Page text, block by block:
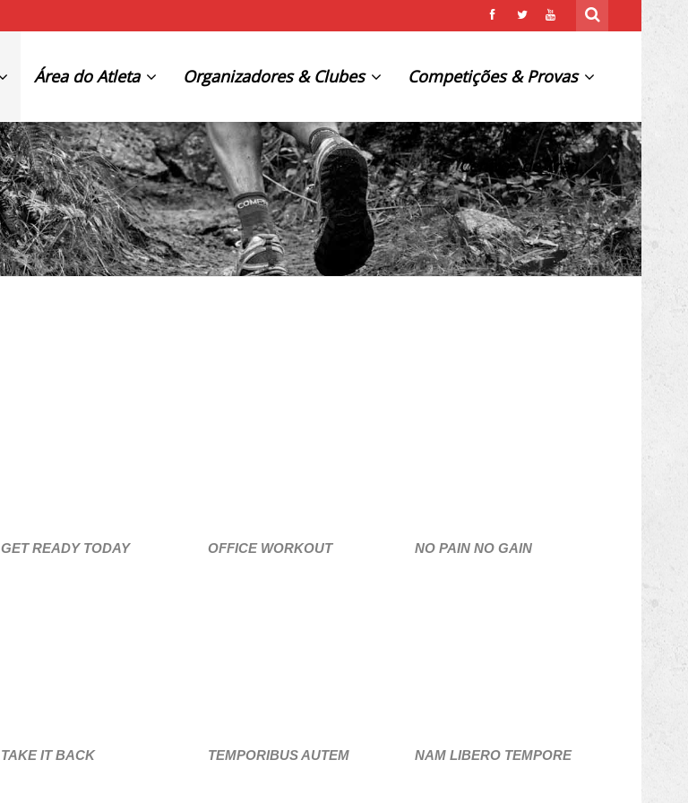
Área do Atleta Organizadores & Clubes Competições & Provas
Centros de Trail
GET READY TODAY OFFICE WORKOUT NO PAIN NO GAIN
TAKE IT BACK TEMPORIBUS AUTEM NAM LIBERO TEMPORE